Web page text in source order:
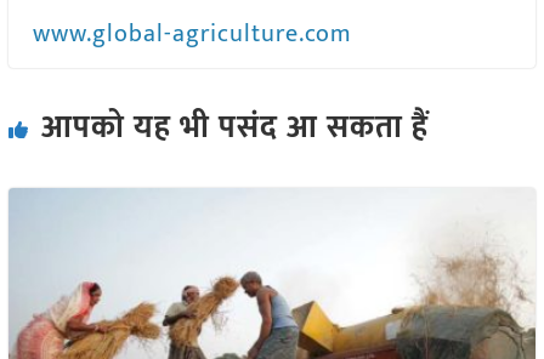
www.global-agriculture.com
आपको यह भी पसंद आ सकता हैं